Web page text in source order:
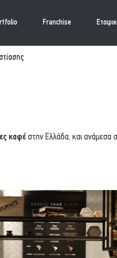
Franchise
καφέ στην Ελλάδα, και ανάμεσα